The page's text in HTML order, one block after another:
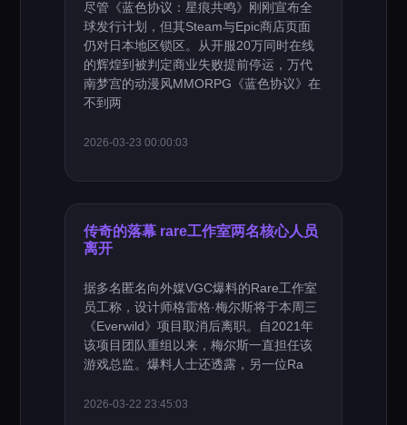
尽管《蓝色协议：星痕共鸣》刚刚宣布全
球发行计划，但其Steam与Epic商店页面
仍对日本地区锁区。从开服20万同时在线
的辉煌到被判定商业失败提前停运，万代
南梦宫的动漫风MMORPG《蓝色协议》在
不到两
2026-03-23 00:00:03
传奇的落幕 rare工作室两名核心人员
离开
据多名匿名向外媒VGC爆料的Rare工作室
员工称，设计师格雷格·梅尔斯将于本周三
《Everwild》项目取消后离职。自2021年
该项目团队重组以来，梅尔斯一直担任该
游戏总监。爆料人士还透露，另一位Ra
2026-03-22 23:45:03